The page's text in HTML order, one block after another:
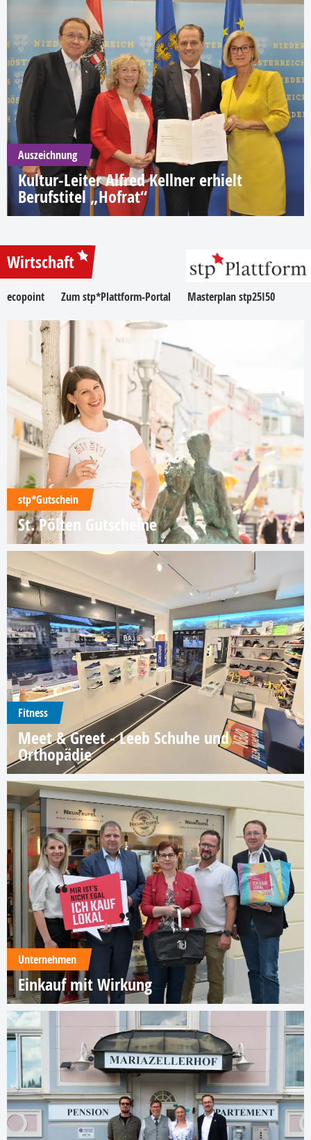
Auszeichnung
Kultur-Leiter Alfred Kellner erhielt
Berufstitel „Hofrat“
Wirtschaft
ecopoint Zum stp*Plattform-Portal Masterplan stp25I50
stp*Gutschein
St. Pölten Gutscheine
Fitness
Meet & Greet - Leeb Schuhe und
Orthopädie
Unternehmen
Einkauf mit Wirkung